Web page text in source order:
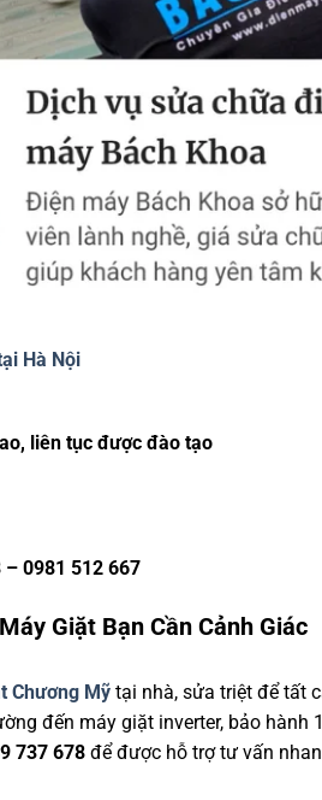
Hà Nội
liên tục được đào tạo
– 0981 512 667
Giặt Bạn Cần Cảnh Giác
Chương Mỹ tại nhà, sửa triệt để tất
đến máy giặt inverter, bảo hành
737 678 để được hỗ trợ tư vấn